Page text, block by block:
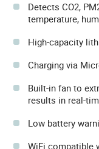
Detects CO2,
temperature,
High-capacity
Charging via
Built-in fan to
results in real-
Low battery
WiFi compatible